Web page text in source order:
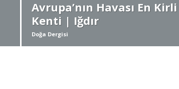
Avrupa’nın Havası En Kirli
Kenti | Iğdır
Doğa Dergisi